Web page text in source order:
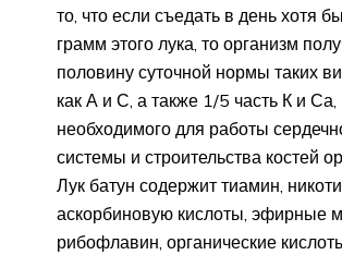
то, что если съедать в день хотя
грамм этого лука, то организм
половину суточной нормы таких
как А и С, а также 1/5 часть К и Са,
необходимого для работы
системы и строительства костей
Лук батун содержит тиамин,
аскорбиновую кислоты, эфирные
рибофлавин, органические